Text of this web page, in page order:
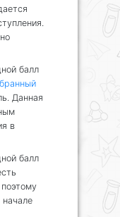
балл
Данная
в
балл
начале